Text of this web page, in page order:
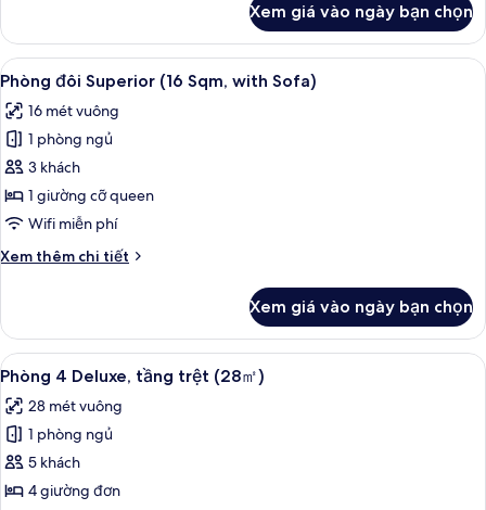
hút
thuốc
(20Sqm
Deluxe
Queen
Room)
Phòng
Deluxe,
1
giường
cỡ
queen,
không
hút
thuốc
(20Sqm
Deluxe
Queen
Xem giá vào ngày bạn chọn
Xem
tất
cả
ảnh
Phòng
đôi
Superior
Sqm,
Phòng đôi Superior (16 Sqm, with
11
Phòng đôi Superior (16 Sqm, with Sofa)
16 mét vuông
1 phòng ngủ
3 khách
1 giường cỡ queen
Wifi miễn phí
Xem thêm chi tiết
Chi
Phòng
đôi
Superior
Sqm,
with
Sofa)
Xem giá vào ngày bạn chọn
Xem
tất
cả
ảnh
Phòng
4
Phòng 4 Deluxe, tầng trệt (28㎡) |
13
Phòng 4 Deluxe, tầng trệt (28㎡)
28 mét vuông
1 phòng ngủ
5 khách
4 giường đơn